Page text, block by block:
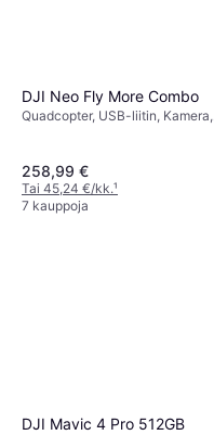
DJI Neo Fly More Combo
Quadcopter, USB-liitin, Kamera,
258,99 €
Tai 45,24 €/kk.¹
7 kauppoja
DJI Mavic 4 Pro 512GB